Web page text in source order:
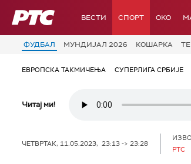
РТС ВЕСТИ СПОРТ OKO
ФУДБАЛ МУНДИЈАЛ 2026 КОШАРКА
ЕВРОПСКА ТАКМИЧЕЊА СУПЕРЛИГА СРБИЈЕ
Читај ми!
ЧЕТВРТАК, 11.05.2023, 23:13 -> 23:28
РТС